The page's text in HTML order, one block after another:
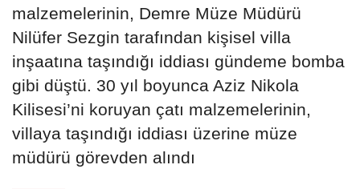
malzemelerinin, Demre Müze Müdürü
Nilüfer Sezgin tarafından kişisel villa
inşaatına taşındığı iddiası gündeme bomba
gibi düştü. 30 yıl boyunca Aziz Nikola
Kilisesi’ni koruyan çatı malzemelerinin,
villaya taşındığı iddiası üzerine müze
müdürü görevden alındı